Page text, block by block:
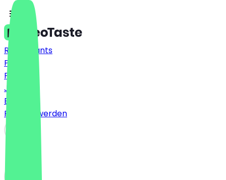
Restaurants
Preise
FAQ
Jobs
Blog
Partner werden